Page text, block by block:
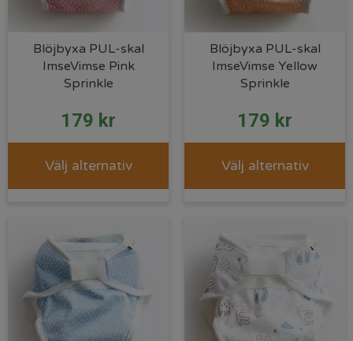
Blöjbyxa PUL-skal
ImseVimse Pink
Sprinkle
179 kr
Välj alternativ
Blöjbyxa PUL-skal
ImseVimse Yellow
Sprinkle
179 kr
Välj alternativ